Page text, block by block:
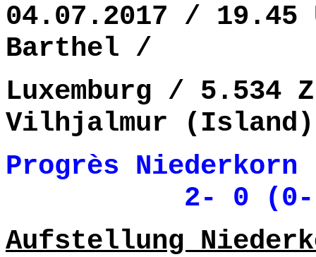
04.07.2017 / 19.45
Barthel /
Luxemburg / 5.534
Vilhjalmur
Progrès Niederkorn
2- 0 (0-
Aufstellung